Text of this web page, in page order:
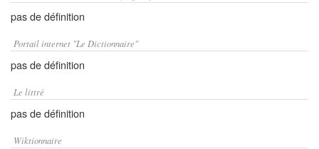
pas de définition
Portail internet "Le Dictionnaire"
pas de définition
Le littré
pas de définition
Wiktionnaire